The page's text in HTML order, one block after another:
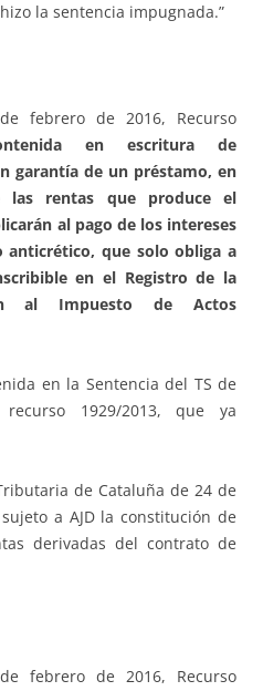
la sentencia impugnada.”
febrero de 2016, Recurso
en escritura de
garantía de un préstamo, en
las rentas que produce el
al pago de los intereses
anticrético, que solo obliga a
en el Registro de la
al Impuesto de Actos
en la Sentencia del TS de
1929/2013, que ya
de Cataluña de 24 de
a AJD la constitución de
derivadas del contrato de
febrero de 2016, Recurso